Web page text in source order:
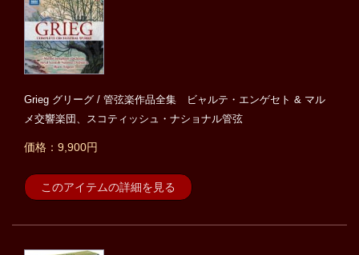
Grieg グリーグ / 管弦楽作品全集 ビャルテ・エンゲセト & マル
メ交響楽団、スコティッシュ・ナショナル管弦
価格：9,900円
このアイテムの詳細を見る